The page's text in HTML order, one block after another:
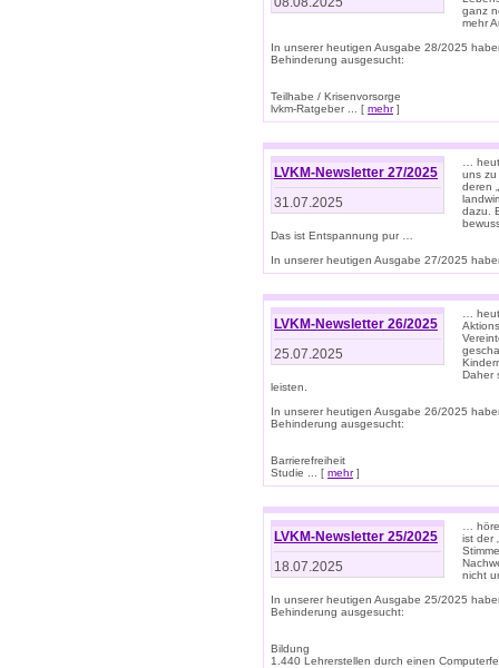
ganz
mehr
In unserer heutigen Ausgabe 28/2025
Behinderung ausgesucht:
Teilhabe / Krisenvorsorge
lvkm-Ratgeber ... [ mehr]
LVKM-Newsletter 27/2025
31.07.2025
…
uns zu
deren
dazu.
Das ist Entspannung pur …
In unserer heutigen Ausgabe 27/2025
LVKM-Newsletter 26/2025
25.07.2025
…
Daher
leisten.
In unserer heutigen Ausgabe 26/2025
Behinderung ausgesucht:
Barrierefreiheit
Studie ... [ mehr]
LVKM-Newsletter 25/2025
18.07.2025
…
ist der
nicht
In unserer heutigen Ausgabe 25/2025
Behinderung ausgesucht:
Bildung
1.440 Lehrerstellen durch einen